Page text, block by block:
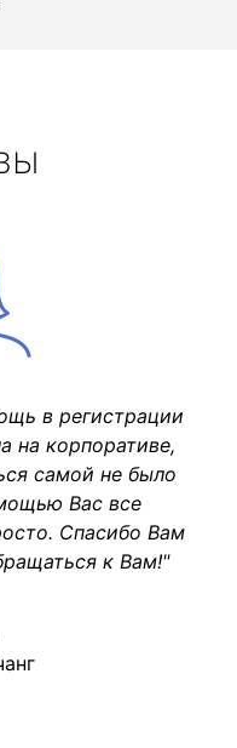
в регистрации
на корпоративе,
самой не было
Вас все
Спасибо Вам
к Вам!"